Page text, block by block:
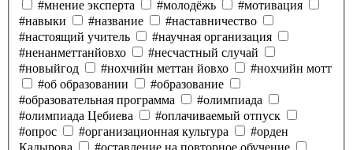
#мнение эксперта
#молодёжь
#мотивация
#навыки
#название
#наставничество
#настоящий учитель
#научная организация
#ненанметтанйовхо
#несчастный случай
#новыйгод
#нохчийн меттан йовхо
#нохчийн мотт
#об образовании
#образование
#образовательная программа
#олимпиада
#олимпиада Цебиева
#оплачиваемый отпуск
#опрос
#организационная культура
#орден
Кадырова
#оставление на повторное обучение